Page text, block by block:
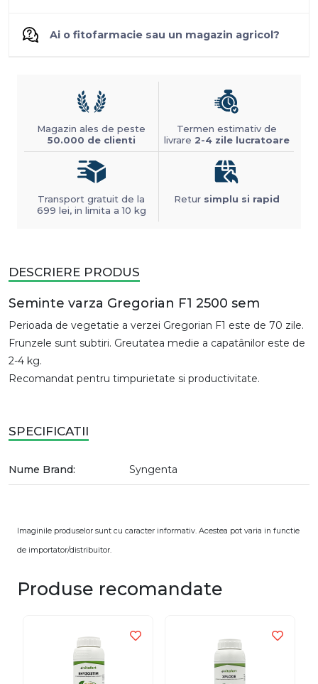
Ai o fitofarmacie sau un magazin agricol?
Magazin ales de peste
50.000 de clienti
Termen estimativ de
livrare 2-4 zile lucratoare
Transport gratuit de la
699 lei, in limita a 10 kg
Retur simplu si rapid
DESCRIERE PRODUS
Seminte varza Gregorian F1 2500 sem
Perioada de vegetatie a verzei Gregorian F1 este de 70 zile.
Frunzele sunt subtiri. Greutatea medie a capatânilor este de
2-4 kg.
Recomandat pentru timpurietate si productivitate.
SPECIFICATII
Nume Brand: Syngenta
Imaginile produselor sunt cu caracter informativ. Acestea pot varia in functie
de importator/distribuitor.
Produse recomandate